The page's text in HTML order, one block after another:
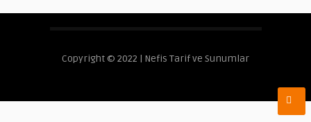
Copyright © 2022 | Nefis Tarif ve Sunumlar